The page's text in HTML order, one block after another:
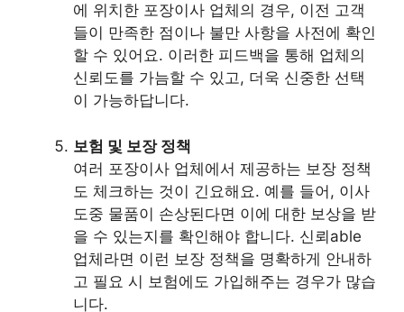
에 위치한 포장이사 업체의 경우, 이전 고객
들이 만족한 점이나 불만 사항을 사전에 확인
할 수 있어요. 이러한 피드백을 통해 업체의
신뢰도를 가늠할 수 있고, 더욱 신중한 선택
이 가능하답니다.
보험 및 보장 정책
여러 포장이사 업체에서 제공하는 보장 정책
도 체크하는 것이 긴요해요. 예를 들어, 이사
도중 물품이 손상된다면 이에 대한 보상을 받
을 수 있는지를 확인해야 합니다. 신뢰able
업체라면 이런 보장 정책을 명확하게 안내하
고 필요 시 보험에도 가입해주는 경우가 많습
니다.